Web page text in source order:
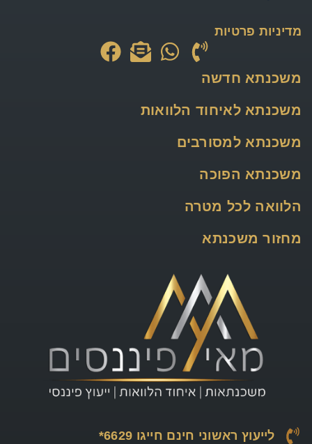
מדיניות פרטיות
משכנתא חדשה
משכנתא לאיחוד הלוואות
משכנתא למסורבים
משכנתא הפוכה
הלוואה לכל מטרה
מחזור משכנתא
לייעוץ ראשוני חינם חייגו 6629*